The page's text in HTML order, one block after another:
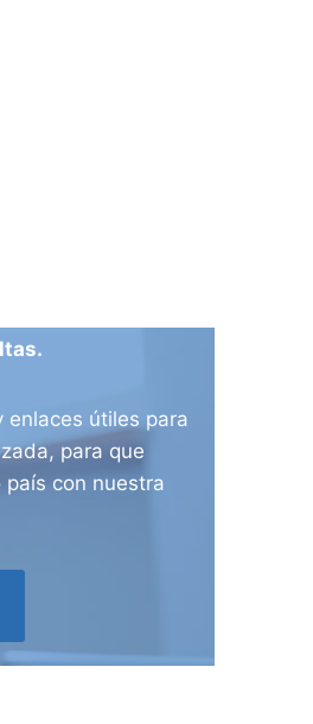
útiles para
para que
con nuestra